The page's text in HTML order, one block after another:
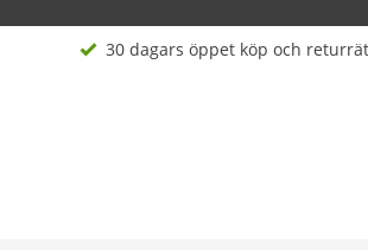
30 dagars öppet köp och